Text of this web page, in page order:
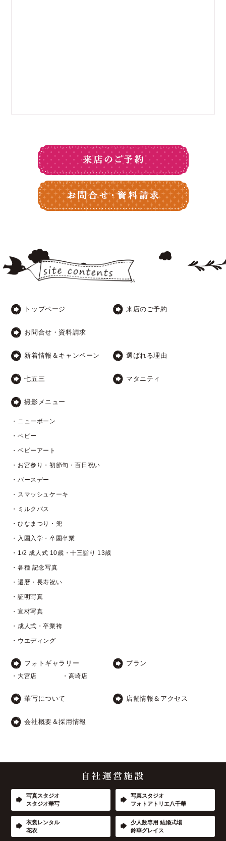
トップページ 来店のご予約
お問合せ・資料請求
新着情報＆キャンペーン 選ばれる理由
七五三 マタニティ
撮影メニュー
・ニューボーン
・ベビー
・ベビーアート
・お宮参り・初節句・百日祝い
・バースデー
・スマッシュケーキ
・ミルクバス
・ひなまつり・兜
・入園入学・卒園卒業
・1/2 成人式 10歳・十三詣り 13歳
・各種 記念写真
・還暦・長寿祝い
・証明写真
・宣材写真
・成人式・卒業袴
・ウエディング
フォトギャラリー
・大宮店 ・高崎店
プラン
華写について 店舗情報＆アクセス
会社概要＆採用情報
写真スタジオ
スタジオ華写
写真スタジオ
フォトアトリエ八千華
衣裳レンタル
花衣
少人数専用 結婚式場
鈴華グレイス